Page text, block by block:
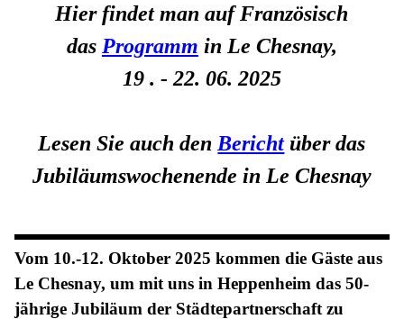
Hier findet man auf Französisch
das Programm in Le Chesnay,
19 . - 22. 06. 2025
Lesen Sie auch denBerichtüber das
Jubiläumswochenende in Le Chesnay
Vom 10.-12. Oktober 2025 kommen die Gäste aus
Le Chesnay, um mit uns in Heppenheim das 50-
jährige Jubiläum der Städtepartnerschaft zu